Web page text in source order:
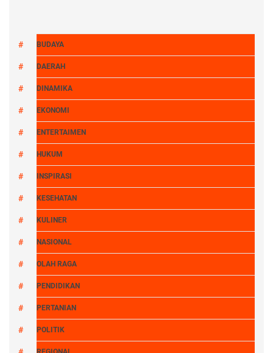
BUDAYA
DAERAH
DINAMIKA
EKONOMI
ENTERTAIMEN
HUKUM
INSPIRASI
KESEHATAN
KULINER
NASIONAL
OLAH RAGA
PENDIDIKAN
PERTANIAN
POLITIK